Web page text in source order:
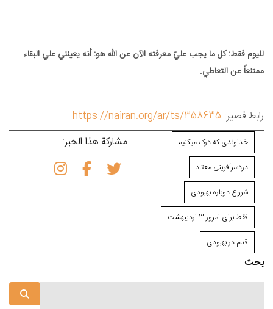
لليوم فقط: كل ما يجب عليّ معرفته الآن عن الله هو: أنه يعينني علي البقاء
ممتنعاً عن التعاطي.
رابط قصير: https://nairan.org/ar/ts/358635
خداوندی که درک می⁯کنیم
دردسرآفرینی معتاد
شروع دوباره بهبودی
فقط برای امروز 3 اردیبهشت
قدم در بهبودی
مشاركة هذا الخبر:
بحث